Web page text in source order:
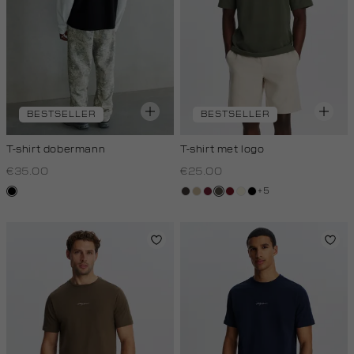
BESTSELLER
T-shirt dobermann
€35.00
zwart
BESTSELLER
T-shirt met logo
€25.00
choco
lichtzand
bordeaux
bos,rood,
wit,
white
zwart
+5